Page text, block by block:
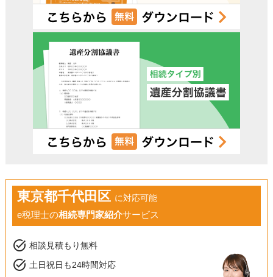
東京都千代田区 に対応可能
e税理士の相続専門家紹介サービス
task_alt 相談見積もり無料
task_alt 土日祝日も24時間対応